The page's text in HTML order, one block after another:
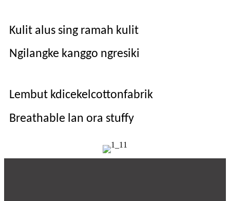
Kulit alus sing ramah kulit
Ngilangke kanggo ngresiki
Lembut kdicekelcottonfabrik
Breathable lan ora stuffy